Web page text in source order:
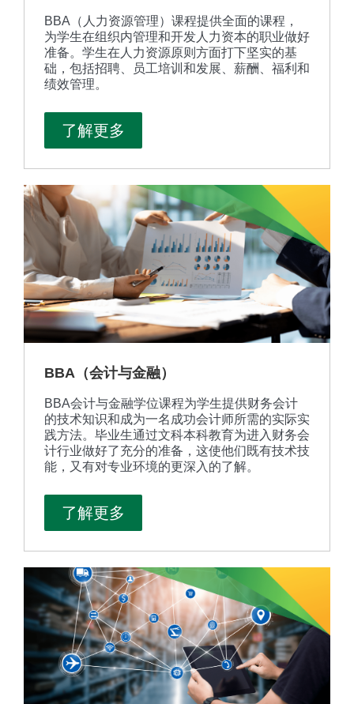
BBA（人力资源管理）课程提供全面的课程，
为学生在组织内管理和开发人力资本的职业做好
准备。学生在人力资源原则方面打下坚实的基
础，包括招聘、员工培训和发展、薪酬、福利和
绩效管理。
了解更多
BBA（会计与金融）
BBA会计与金融学位课程为学生提供财务会计
的技术知识和成为一名成功会计师所需的实际实
践方法。毕业生通过文科本科教育为进入财务会
计行业做好了充分的准备，这使他们既有技术技
能，又有对专业环境的更深入的了解。
了解更多